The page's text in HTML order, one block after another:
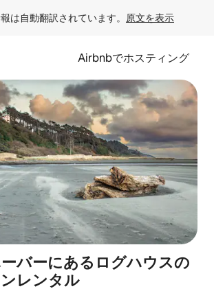
は自動翻訳されています。 原文を表示
Airbnbでホスティング
バーにあるログハウスの
レンタル